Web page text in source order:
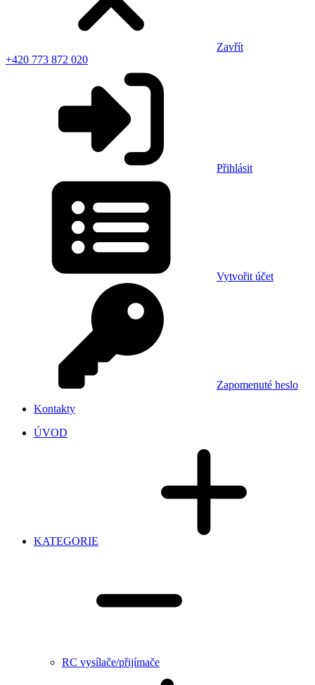
Zavřít
+420 773 872 020
Přihlásit
Vytvořit účet
Zapomenuté heslo
Kontakty
ÚVOD
KATEGORIE
RC vysílače/přijímače